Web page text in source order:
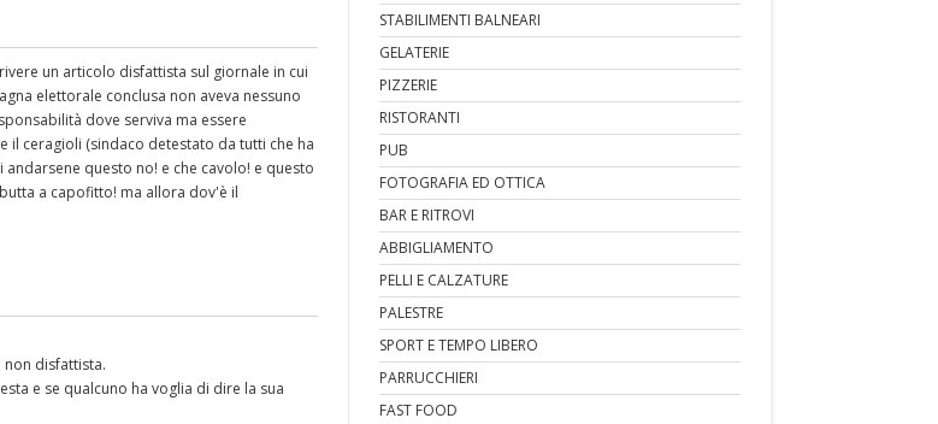
un articolo disfattista sul giornale in cui
elettorale conclusa non aveva nessuno
dove serviva ma essere
il ceragioli (sindaco detestato da tutti che ha
questo no! e che cavolo! e questo
a capofitto! ma allora dov'è il
disfattista.
e se qualcuno ha voglia di dire la sua
STABILIMENTI BALNEARI
GELATERIE
PIZZERIE
RISTORANTI
PUB
FOTOGRAFIA ED OTTICA
BAR E RITROVI
ABBIGLIAMENTO
PELLI E CALZATURE
PALESTRE
SPORT E TEMPO LIBERO
PARRUCCHIERI
FAST FOOD